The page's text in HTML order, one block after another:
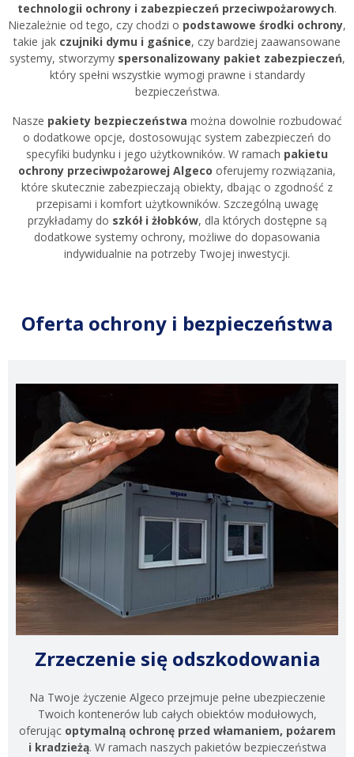
technologii ochrony i zabezpieczeń przeciwpożarowych.
Niezależnie od tego, czy chodzi o podstawowe środki ochrony,
takie jak czujniki dymu i gaśnice, czy bardziej zaawansowane
systemy, stworzymy spersonalizowany pakiet zabezpieczeń,
który spełni wszystkie wymogi prawne i standardy
bezpieczeństwa.
Nasze pakiety bezpieczeństwa można dowolnie rozbudować
o dodatkowe opcje, dostosowując system zabezpieczeń do
specyfiki budynku i jego użytkowników. W ramach pakietu
ochrony przeciwpożarowej Algeco oferujemy rozwiązania,
które skutecznie zabezpieczają obiekty, dbając o zgodność z
przepisami i komfort użytkowników. Szczególną uwagę
przykładamy do szkół i żłobków, dla których dostępne są
dodatkowe systemy ochrony, możliwe do dopasowania
indywidualnie na potrzeby Twojej inwestycji.
Oferta ochrony i bezpieczeństwa
Zrzeczenie się odszkodowania
Na Twoje życzenie Algeco przejmuje pełne ubezpieczenie
Twoich kontenerów lub całych obiektów modułowych,
oferując optymalną ochronę przed włamaniem, pożarem
i kradzieżą. W ramach naszych pakietów bezpieczeństwa